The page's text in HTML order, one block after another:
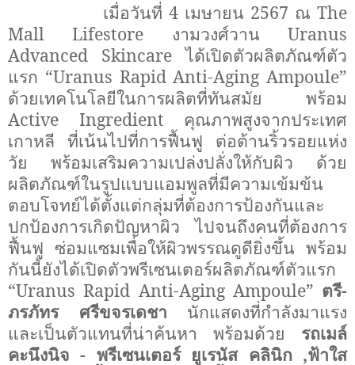
เมื่อวันที่ 4 เมษายน 2567 ณ The
Mall Lifestore งามวงศ์วานUranus
Advanced Skincareได้เปิดตัวผลิตภัณฑ์ตัว
แรก “Uranus Rapid Anti-Aging Ampoule”
ด้วยเทคโนโลยีในการผลิตที่ทันสมัย พร้อม
Active Ingredient คุณภาพสูงจากประเทศ
เกาหลี ที่เน้นไปที่การฟื้นฟู ต่อต้านริ้วรอยแห่ง
วัย พร้อมเสริมความเปล่งปลั่งให้กับผิว ด้วย
ผลิตภัณฑ์ในรูปแบบแอมพูลที่มีความเข้มข้น
ตอบโจทย์ได้ตั้งแต่กลุ่มที่ต้องการป้องกันและ
ปกป้องการเกิดปัญหาผิว ไปจนถึงคนที่ต้องการ
ฟื้นฟู ซ่อมแซมเพื่อให้ผิวพรรณดูดียิ่งขึ้น พร้อม
กันนี้ยังได้เปิดตัวพรีเซนเตอร์ผลิตภัณฑ์ตัวแรก
“Uranus Rapid Anti-Aging Ampoule” ตรี-
ภรภัทร ศรีขจรเดชา นักแสดงที่กำลังมาแรง
และเป็นตัวแทนที่น่าค้นหา พร้อมด้วย รถเมล์
คะนึงนิจ - พรีเซนเตอร์ ยูเรนัส คลินิก ,ฟ้าใส